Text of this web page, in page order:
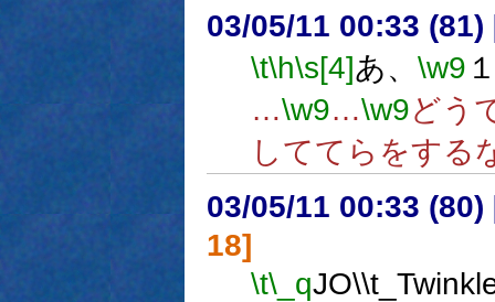
03/05/11 00:33 (81)
\t\h\s[4]あ、 \w9
…\w9…\w9どう
しててらをする
03/05/11 00:33 (80)
18]
\t\_q